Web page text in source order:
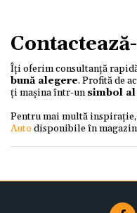
Îți oferim consultanță
bună alegere. Profită de
ți mașina într-unsimbol
Pentru mai multă
Autodisponibile în